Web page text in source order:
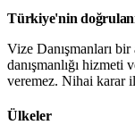
Türkiye'nin
Vize Danışmanları
danışmanlığı
veremez. Nihai karar
Ülkeler